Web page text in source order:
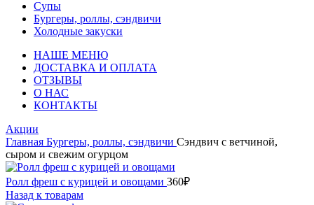
Супы
Бургеры, роллы, сэндвичи
Холодные закуски
НАШЕ МЕНЮ
ДОСТАВКА И ОПЛАТА
ОТЗЫВЫ
О НАС
КОНТАКТЫ
Акции
Главная Бургеры, роллы, сэндвичи Сэндвич с ветчиной,
сыром и свежим огурцом
Ролл фреш с курицей и овощами 360₽
Назад к товарам